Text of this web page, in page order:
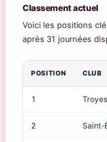
Classement actuel
Voici les positions
après 31 journées
POSITION CLUB
1 Troyes
2 Saint-